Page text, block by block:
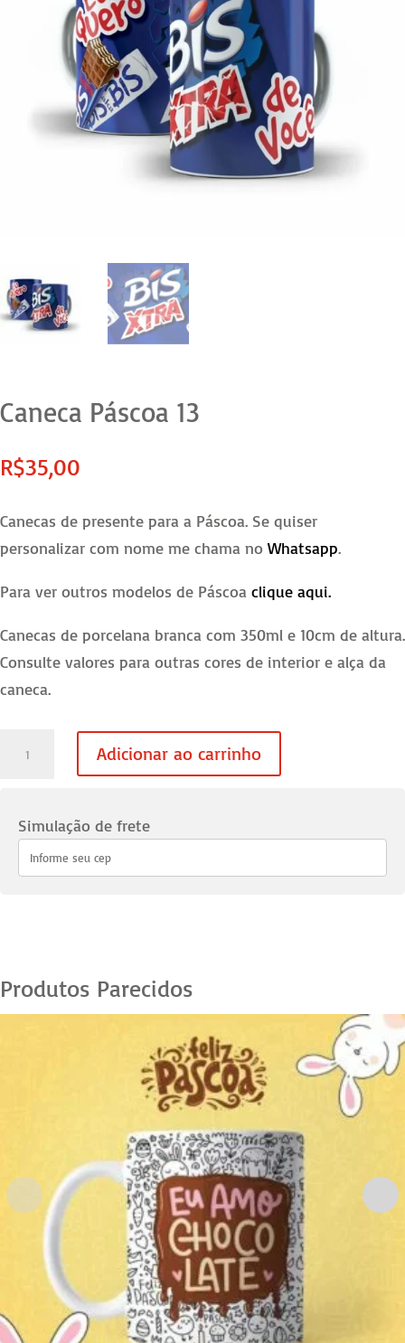
Caneca Páscoa 13
R$35,00
Canecas de presente para a Páscoa. Se quiser
personalizar com nome me chama no Whatsapp.
Para ver outros modelos de Páscoa clique aqui.
Canecas de porcelana branca com 350ml e 10cm de altura.
Consulte valores para outras cores de interior e alça da
caneca.
quantidade
Adicionar ao carrinho
Simulação de frete
Produtos Parecidos